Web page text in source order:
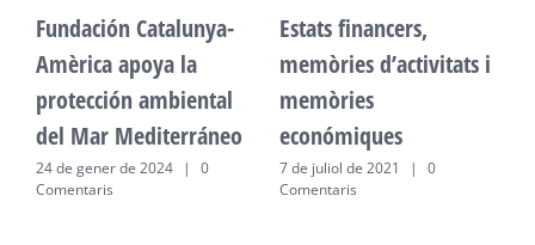
Fundación Catalunya-
Amèrica apoya la
protección ambiental
del Mar Mediterráneo
24 de gener de 2024 |
0
Comentaris
Estats financers,
memòries d’activitats i
memòries
económiques
7 de juliol de 2021 |
0
Comentaris